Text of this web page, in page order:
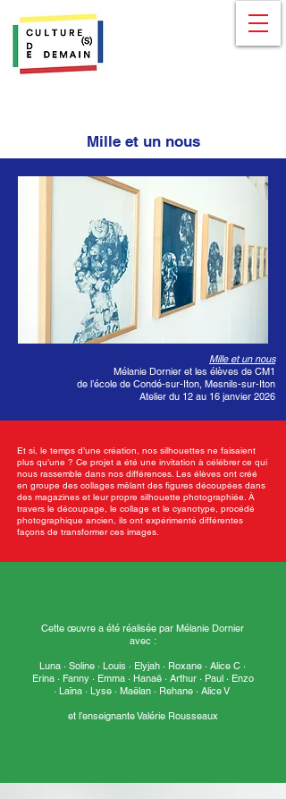
Mille et un nous
Mille et un nous
Mélanie Dornier et les élèves de CM1
de l’école de Condé-sur-Iton, Mesnils-sur-Iton
Atelier du 12 au 16 janvier 2026
Et si, le temps d’une création, nos silhouettes ne faisaient
plus qu’une ? Ce projet a été une invitation à célébrer ce qui
nous rassemble dans nos différences. Les élèves ont créé
en groupe des collages mêlant des figures découpées dans
des magazines et leur propre silhouette photographiée. À
travers le découpage, le collage et le cyanotype, procédé
photographique ancien, ils ont expérimenté différentes
façons de transformer ces images.
Cette œuvre a été réalisée par Mélanie Dornier
avec :
Luna · Soline · Louis · Elyjah · Roxane · Alice C ·
Erina · Fanny · Emma · Hanaë · Arthur · Paul · Enzo
· Laïna · Lyse · Maëlan · Rehane · Alice V
et l’enseignante Valérie Rousseaux